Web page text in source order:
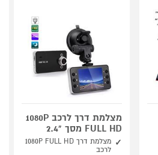
מצלמת דרך לרכב 1080P
FULL HD מסך "2.4
מצלמת דרך 1080P FULL HD
לרכב